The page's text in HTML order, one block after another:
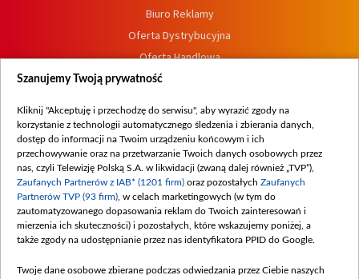
Biuro Reklamy
Oferta Dystrybucyjna
Oferta Handlowa
Dostępność
Procedura zgłoszeń wewnętrznych
Szanujemy Twoją prywatność
Kliknij "Akceptuję i przechodzę do serwisu", aby wyrazić zgody na
korzystanie z technologii automatycznego śledzenia i zbierania danych,
dostęp do informacji na Twoim urządzeniu końcowym i ich
przechowywanie oraz na przetwarzanie Twoich danych osobowych przez
nas, czyli Telewizję Polską S.A. w likwidacji (zwaną dalej również „TVP”),
Zaufanych Partnerów z IAB* (1201 firm) oraz pozostałych Zaufanych
Partnerów TVP (93 firm) , w celach marketingowych (w tym do
zautomatyzowanego dopasowania reklam do Twoich zainteresowań i
mierzenia ich skuteczności) i pozostałych, które wskazujemy poniżej, a
także zgody na udostępnianie przez nas identyfikatora PPID do Google.
Twoje dane osobowe zbierane podczas odwiedzania przez Ciebie naszych